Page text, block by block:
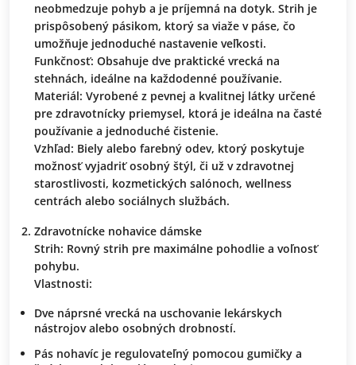
neobmedzuje pohyb a je príjemná na dotyk. Strih je
prispôsobený pásikom, ktorý sa viaže v páse, čo
umožňuje jednoduché nastavenie veľkosti.
Funkčnosť: Obsahuje dve praktické vrecká na
stehnách, ideálne na každodenné používanie.
Materiál: Vyrobené z pevnej a kvalitnej látky určené
pre zdravotnícky priemysel, ktorá je ideálna na časté
používanie a jednoduché čistenie.
Vzhľad: Biely alebo farebný odev, ktorý poskytuje
možnosť vyjadriť osobný štýl, či už v zdravotnej
starostlivosti, kozmetických salónoch, wellness
centrách alebo sociálnych službách.
Zdravotnícke nohavice dámske
Strih: Rovný strih pre maximálne pohodlie a voľnosť
pohybu.
Vlastnosti:
Dve náprsné vrecká na uschovanie lekárskych
nástrojov alebo osobných drobností.
Pás nohavíc je regulovateľný pomocou gumičky a